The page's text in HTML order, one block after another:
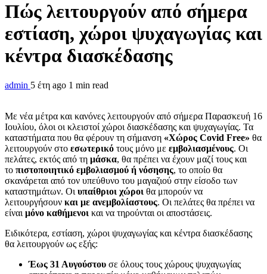
Πώς λειτουργούν από σήμερα
εστίαση, χώροι ψυχαγωγίας και
κέντρα διασκέδασης
admin 5 έτη ago 1 min read
Με νέα μέτρα και κανόνες λειτουργούν από σήμερα Παρασκευή 16
Ιουλίου, όλοι οι κλειστοί χώροι διασκέδασης και ψυχαγωγίας. Τα
καταστήματα που θα φέρουν τη σήμανση «Χώρος Covid Free» θα
λειτουργούν στο εσωτερικό τους μόνο με εμβολιασμένους. Οι
πελάτες, εκτός από τη μάσκα, θα πρέπει να έχουν μαζί τους και
το πιστοποιητικό εμβολιασμού ή νόσησης, το οποίο θα
σκανάρεται από τον υπεύθυνο του μαγαζιού στην είσοδο των
καταστημάτων. Οι υπαίθριοι χώροι θα μπορούν να
λειτουργήσουν και με ανεμβολίαστους. Οι πελάτες θα πρέπει να
είναι μόνο καθήμενοι και να τηρούνται οι αποστάσεις.
Ειδικότερα, εστίαση, χώροι ψυχαγωγίας και κέντρα διασκέδασης
θα λειτουργούν ως εξής:
Έως 31 Αυγούστου σε όλους τους χώρους ψυχαγωγίας